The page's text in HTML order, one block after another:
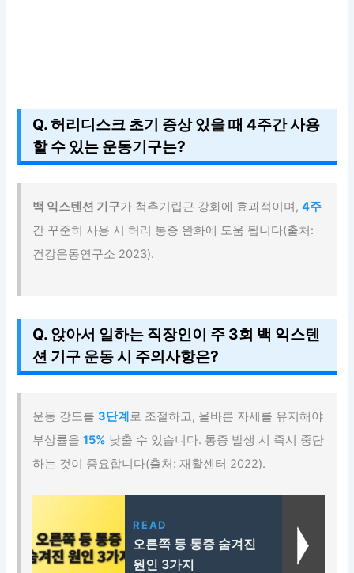
Q. 허리디스크 초기 증상 있을 때 4주간 사용
할 수 있는 운동기구는?
백 익스텐션 기구가 척추기립근 강화에 효과적이며,4주
간 꾸준히 사용 시 허리 통증 완화에 도움 됩니다(출처:
건강운동연구소 2023).
Q. 앉아서 일하는 직장인이 주 3회 백 익스텐
션 기구 운동 시 주의사항은?
운동 강도를3단계로 조절하고, 올바른 자세를 유지해야
부상률을15% 낮출 수 있습니다. 통증 발생 시 즉시 중단
하는 것이 중요합니다(출처: 재활센터 2022).
READ
오른쪽 등 통증 숨겨진
원인 3가지